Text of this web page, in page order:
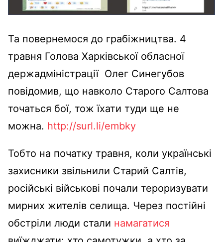
Та повернемося до грабіжництва. 4
травня Голова Харківської обласної
держадміністрації Олег Синегубов
повідомив, що навколо Старого Салтова
точаться бої, тож їхати туди ще не
можна. http://surl.li/embky
Тобто на початку травня, коли українські
захисники звільнили Старий Салтів,
російські військові почали тероризувати
мирних жителів селища. Через постійні
обстріли люди стали намагатися